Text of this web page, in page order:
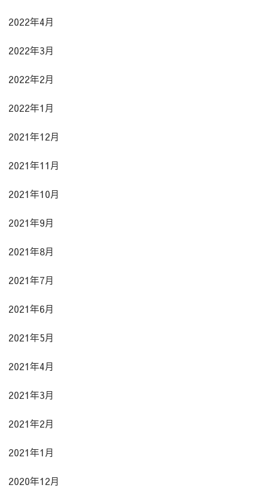
2022年4月
2022年3月
2022年2月
2022年1月
2021年12月
2021年11月
2021年10月
2021年9月
2021年8月
2021年7月
2021年6月
2021年5月
2021年4月
2021年3月
2021年2月
2021年1月
2020年12月